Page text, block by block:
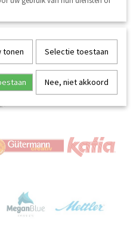
tonen Selectie toestaan
Nee, niet akkoord